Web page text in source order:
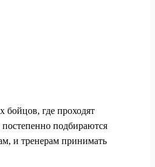
бойцов, где проходят
подбираются
и тренерам принимать